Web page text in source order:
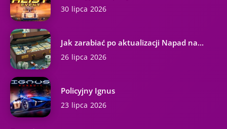
30 lipca 2026
Jak zarabiać po aktualizacji Napad na...
26 lipca 2026
Policyjny Ignus
23 lipca 2026